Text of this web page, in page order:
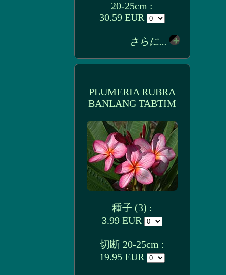
20-25cm :
30.59 EUR
さらに...
PLUMERIA RUBRA
BANLANG TABTIM
種子 (3) :
3.99 EUR
切断 20-25cm :
19.95 EUR